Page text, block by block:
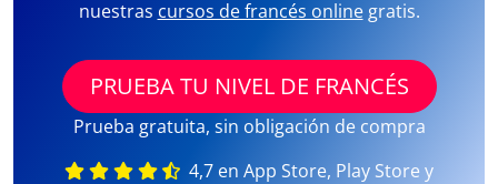
nuestras cursos de francés onlinegratis.
PRUEBA TU NIVEL DE FRANCÉS
Prueba gratuita, sin obligación de compra
4,7 en App Store, Play Store y